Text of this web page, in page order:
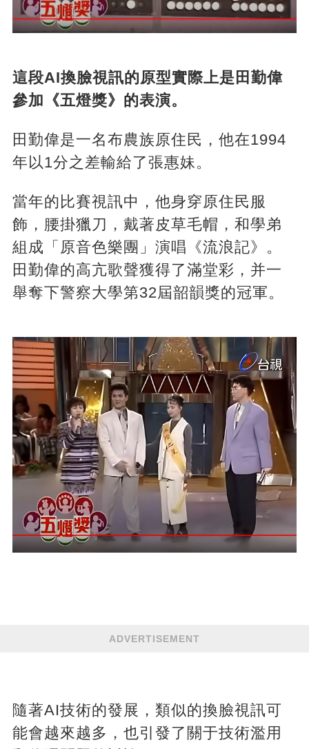
這段AI換臉視訊的原型實際上是田勤偉
參加《五燈獎》的表演。
田勤偉是一名布農族原住民，他在1994
年以1分之差輸給了張惠妹。
當年的比賽視訊中，他身穿原住民服
飾，腰掛獵刀，戴著皮草毛帽，和學弟
組成「原音色樂團」演唱《流浪記》。
田勤偉的高亢歌聲獲得了滿堂彩，并一
舉奪下警察大學第32屆韶韻獎的冠軍。
ADVERTISEMENT
隨著AI技術的發展，類似的換臉視訊可
能會越來越多，也引發了關于技術濫用